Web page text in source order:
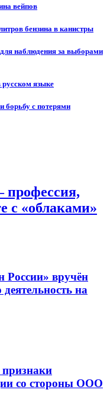
вейпов
бензина в канистры
наблюдения за выборами
языке
борьбу с потерями
с «облаками»
вручён
на
со стороны ООО